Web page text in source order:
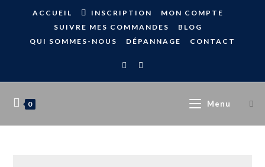
ACCUEIL INSCRIPTION
MON COMPTE
SUIVRE MES COMMANDES
BLOG
QUI SOMMES-NOUS
DÉPANNAGE CONTACT
0 Menu